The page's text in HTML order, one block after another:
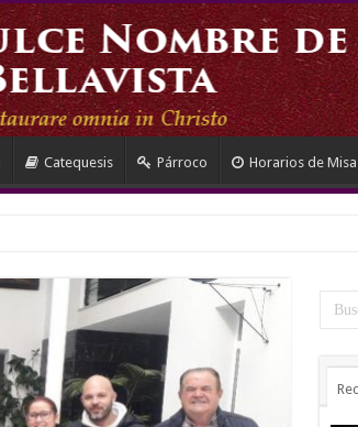
Catequesis Párroco Horarios de